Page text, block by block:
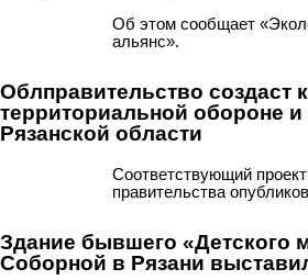
Об этом сообщает
альянс».
Облправительство создаст
территориальной обороне
Рязанской области
Соответствующий
правительства
Здание бывшего «Детского
Соборной в Рязани